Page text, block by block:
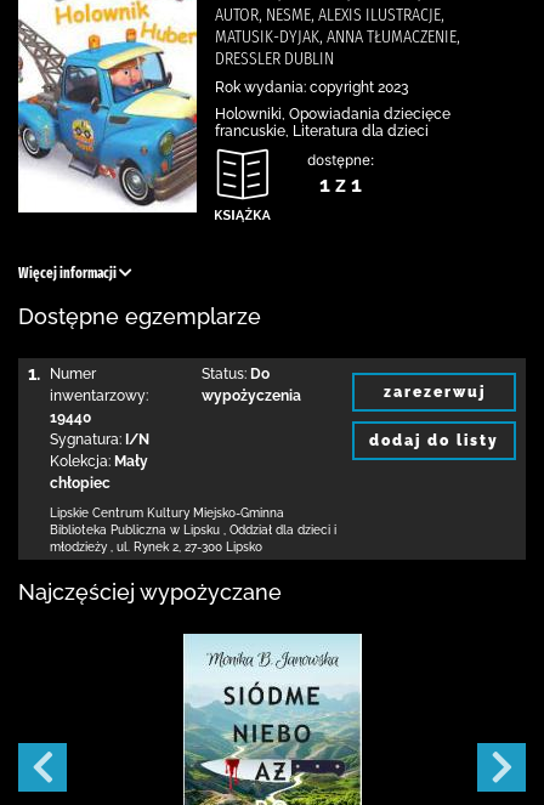
AUTOR, NESME, ALEXIS ILUSTRACJE,
MATUSIK-DYJAK, ANNA TŁUMACZENIE,
DRESSLER DUBLIN
Rok wydania: copyright 2023
Holowniki, Opowiadania dziecięce
francuskie, Literatura dla dzieci
dostępne:
1 z 1
Więcej informacji
Dostępne egzemplarze
1.
Numer
inwentarzowy:
19440
Sygnatura: I/N
Kolekcja: Mały
chłopiec
Status: Do
wypożyczenia
Lipskie Centrum Kultury Miejsko-Gminna
Biblioteka Publiczna w Lipsku
Oddział dla dzieci i
młodzieży , ul. Rynek 2 27-300 Lipsko
zarezerwuj
dodaj do listy
Najczęściej wypożyczane